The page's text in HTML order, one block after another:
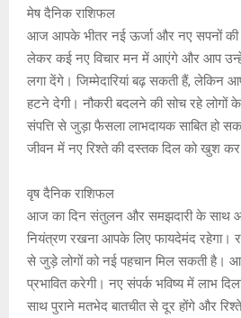
at
s
A
p
p
ce
b
o
o
k
a
g
e
Li
n
k
er
मेष दैनिक राशिफल
आज आपके भीतर नई ऊर्जा और नए सपनों की
लेकर कई नए विचार मन में आएंगे और आप
लगा देंगे। जिम्मेदारियां बढ़ सकती हैं, लेकिन
हटने देगी। नौकरी बदलने की सोच रहे
संपत्ति से जुड़ा फैसला लाभदायक साबित हो
जीवन में नए रिश्ते की दस्तक दिल को खुश
वृष दैनिक राशिफल
आज का दिन संतुलन और समझदारी के साथ
नियंत्रण रखना आपके लिए फायदेमंद रहेगा।
से जुड़े लोगों को नई पहचान मिल सकती है।
प्रभावित करेगी। नए संपर्क भविष्य में लाभ
साथ पुराने मतभेद बातचीत से दूर होंगे और